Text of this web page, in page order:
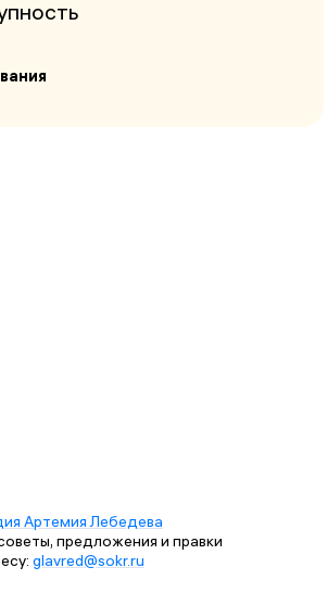
Артемия Лебедева
предложения и правки
glavred@sokr.ru